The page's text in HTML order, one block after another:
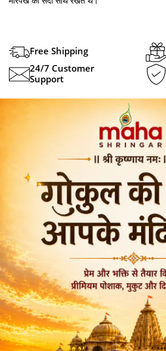
Free Shipping
24/7 Customer
Support